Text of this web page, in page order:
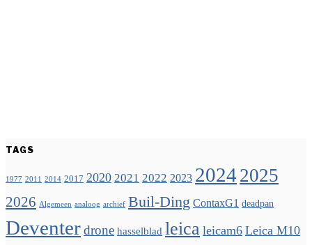
TAGS
1977 2011 2014 2017 2020 2021 2022 2023 2024 2025
2026 Algemeen analoog archief Buil-Ding ContaxG1 deadpan
Deventerdrone hasselblad leica leicam6 Leica M10